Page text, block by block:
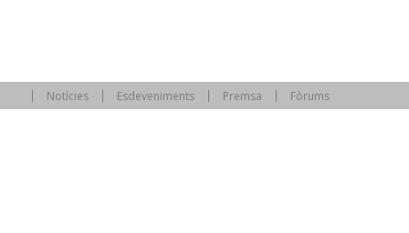
Notícies Esdeveniments Premsa Fòrums